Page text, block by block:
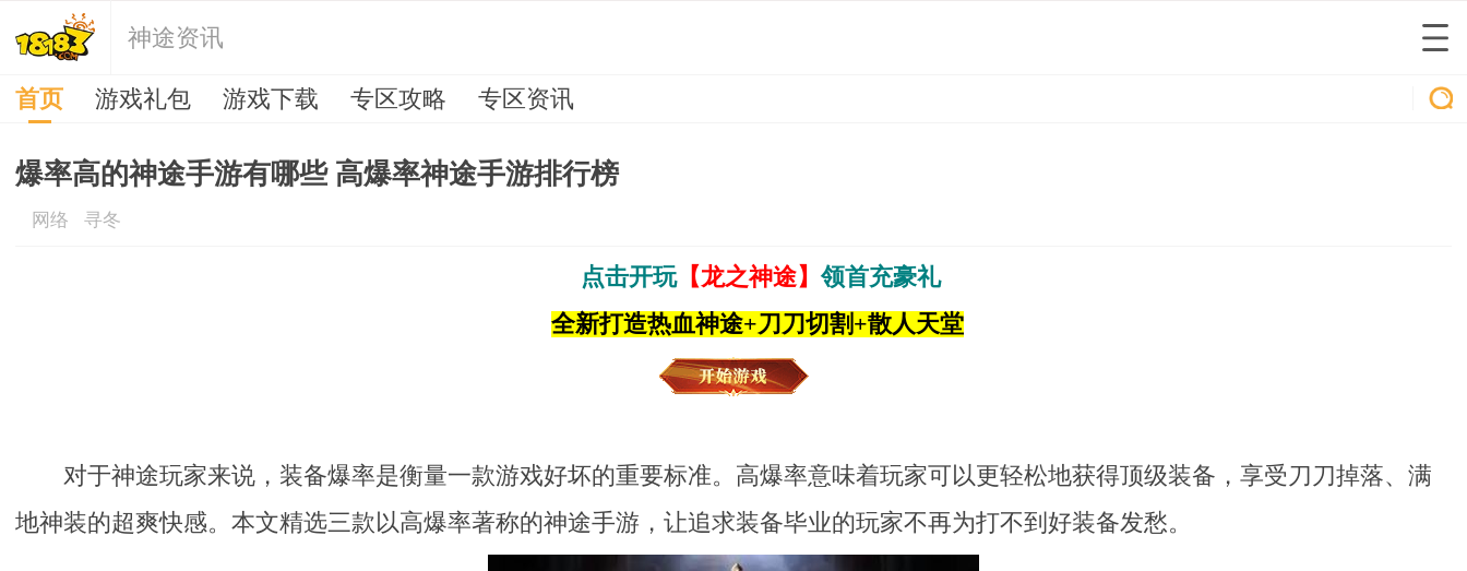
神途资讯
首页 游戏礼包 游戏下载 专区攻略 专区资讯
爆率高的神途手游有哪些 高爆率神途手游排行榜
网络 寻冬
点击开玩【龙之神途】 领首充豪礼
全新打造热血神途+刀刀切割+散人天堂
对于神途玩家来说，装备爆率是衡量一款游戏好坏的重要标准。高爆率意味着玩家可以更轻松地获得顶级装备，享受刀刀掉落、满
地神装的超爽快感。本文精选三款以高爆率著称的神途手游，让追求装备毕业的玩家不再为打不到好装备发愁。